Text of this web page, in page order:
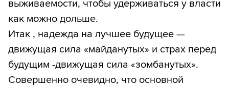
выживаемости, чтобы удерживаться у власти
как можно дольше.
Итак , надежда на лучшее будущее —
движущая сила «майданутых» и страх перед
будущим -движущая сила «зомбанутых».
Совершенно очевидно, что основной